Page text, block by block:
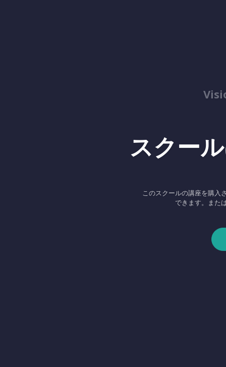
スクー
このスクールの講座を購入
できます。また